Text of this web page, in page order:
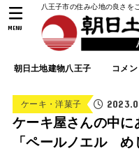
八王子市の住み心地の良さを
朝日土地建物八王子 コメ
MENU
ケーキ・洋菓子
ケーキ屋さんの中
「ペールノエル め